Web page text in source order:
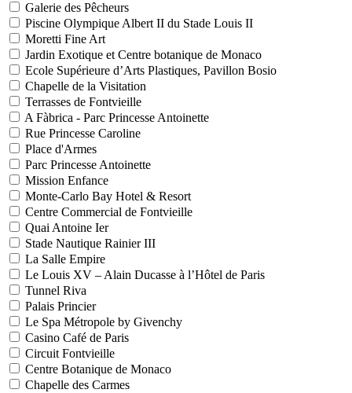
Galerie des Pêcheurs
Piscine Olympique Albert II du Stade Louis II
Moretti Fine Art
Jardin Exotique et Centre botanique de Monaco
Ecole Supérieure d’Arts Plastiques, Pavillon Bosio
Chapelle de la Visitation
Terrasses de Fontvieille
A Fàbrica - Parc Princesse Antoinette
Rue Princesse Caroline
Place d'Armes
Parc Princesse Antoinette
Mission Enfance
Monte-Carlo Bay Hotel & Resort
Centre Commercial de Fontvieille
Quai Antoine Ier
Stade Nautique Rainier III
La Salle Empire
Le Louis XV – Alain Ducasse à l’Hôtel de Paris
Tunnel Riva
Palais Princier
Le Spa Métropole by Givenchy
Casino Café de Paris
Circuit Fontvieille
Centre Botanique de Monaco
Chapelle des Carmes